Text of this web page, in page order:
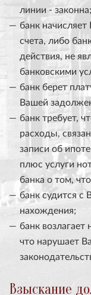
линии - законна;
банк
счета, либо
действия, не
банковскими
банк берет
Вашей
банк требует,
расходы,
записи об
плюс услуги
банка о том,
банк судится с
нахождения;
банк
что нарушает
Взыскание